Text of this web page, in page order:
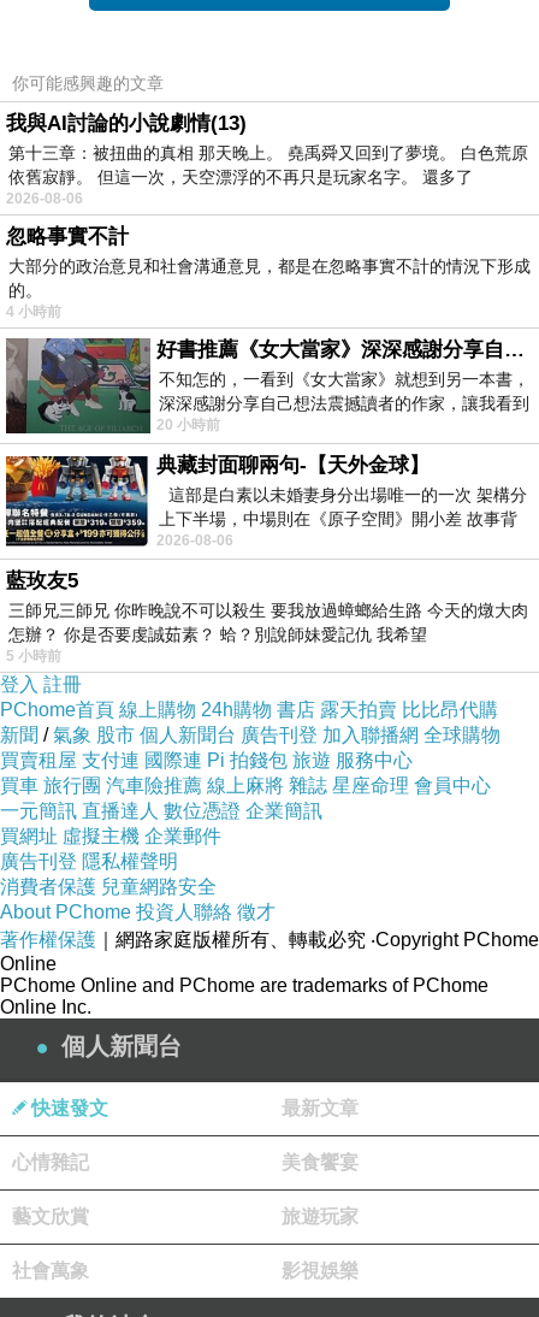
這羊的個性他清楚不過 要不線人相中她 他哪有
[乖乖出一下場便可
後面不配合會怎樣都是她的事
妳!]
不遠處傳來熟悉女嗓
雖甚少接觸 但平常她對大家都很和氣
長今以為抓到了救命稻草
是首醫女
而且她身後還跟著一女子———尹令路!
[ 大家的伴都到齊了]前來了解情況[人不是早到
嗎?]
[是妳? ]令路無比驚愕 心想人有相似吧 [怎
——?]
不是被貶濟洲島嗎?難道救了倭將允許入宮做醫
女?
/啪/一下
耳光
長今想是她憤怒的力度 還是對看似人畜無害的首
醫女絕望
她就是指示李主簿的線人[——
她捂著臉頰 被舊伙伴看到自己現在境況
陷害韓尚宮的她們恥笑自己不自量力吧
想著想著不忿掉眼淚 現在我還能怎辦
—不!
[喂!妳瘋了!]李主簿扣住她手腕
打成這樣 怎去見大人
語氣可見
他對首醫女保留幾分畏懼
[妳不過是治療好倭將的官婢——!]
首醫女粗暴扯開她衣服
怒吼丫鬟趕緊幫忙
她早就嫌惡 長今的“自視甚高”
直斥申益必大叔
你可能感興趣的文章
我與AI討論的小說劇情(13)
第十三章：被扭曲的真相 那天晚上。 堯禹舜又回到了夢境。 白色荒原
依舊寂靜。 但這一次，天空漂浮的不再只是玩家名字。 還多了
2026-08-06
忽略事實不計
大部分的政治意見和社會溝通意見，都是在忽略事實不計的情況下形成
的。
4 小時前
好書推薦《女大當家》深深感謝分享自己想法震撼讀者的作家，讓我看到不同樣貌的家庭！
不知怎的，一看到《女大當家》就想到另一本書，
深深感謝分享自己想法震撼讀者的作家，讓我看到
不同樣貌的家庭！ 《女大
20 小時前
典藏封面聊兩句-【天外金球】
這部是白素以未婚妻身分出場唯一的一次 架構分
上下半場，中場則在《原子空間》開小差 故事背
景影射西藏境外流亡 地下組織
2026-08-06
藍玫友5
三師兄三師兄 你昨晚說不可以殺生 要我放過蟑螂給生路 今天的燉大肉
怎辦？ 你是否要虔誠茹素？ 蛤？別說師妹愛記仇 我希望
5 小時前
登入 註冊
PChome首頁 線上購物 24h購物 書店 露天拍賣 比比昂代購
新聞 /氣象 股市 個人新聞台 廣告刊登 加入聯播網 全球購物
買賣租屋 支付連 國際連 Pi 拍錢包 旅遊 服務中心
買車 旅行團 汽車險推薦 線上麻將 雜誌 星座命理 會員中心
一元簡訊 直播達人 數位憑證 企業簡訊
買網址 虛擬主機 企業郵件
廣告刊登 隱私權聲明
消費者保護 兒童網路安全
About PChome 投資人聯絡 徵才
著作權保護 ｜網路家庭版權所有、轉載必究 ‧Copyright PChome
Online
PChome Online and PChome are trademarks of PChome
Online Inc.
個人新聞台
快速發文 最新文章
心情雜記 美食饗宴
藝文欣賞 旅遊玩家
社會萬象 影視娛樂